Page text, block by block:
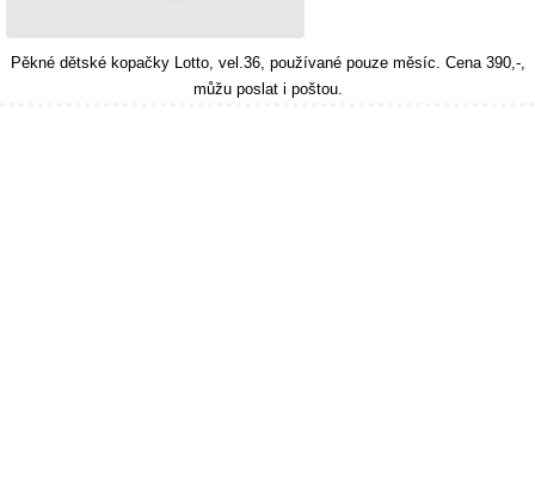
Pěkné dětské kopačky Lotto, vel.36, používané pouze měsíc. Cena 390,-,
můžu poslat i poštou.